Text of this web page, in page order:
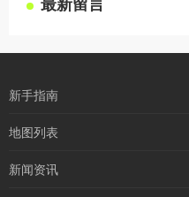
最新留言
新手指南
购买流程
地图列表
最新文章
新闻资讯